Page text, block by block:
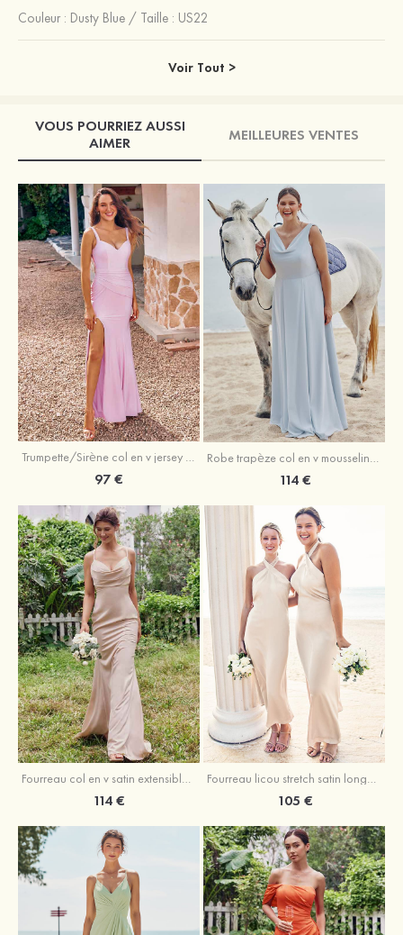
Couleur : Dusty Blue / Taille : US22
Voir Tout >
VOUS POURRIEZ AUSSI
AIMER
MEILLEURES VENTES
Trumpette/Sirène col en v jersey ras du sol robe de demoiselle d'honneur
97 € 114 €
Fourreau col en v satin extensible ras du sol robe de demoiselle d'honneur
114 €
Fourreau licou stretch satin longueur cheville robe de demoiselle d'honneur
105 €